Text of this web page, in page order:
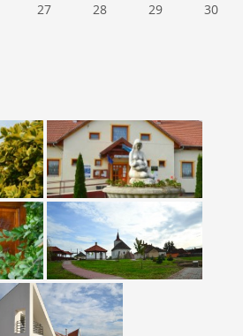
27 28 29
30